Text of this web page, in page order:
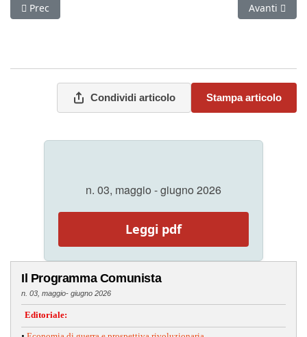
Articolo precedente: Vita di partito
Prec Articolo
Avanti
Condividi articolo Stampa articolo
n. 03, maggio - giugno 2026
Leggi pdf
Il Programma Comunista
n. 03, maggio- giugno 2026
Editoriale: